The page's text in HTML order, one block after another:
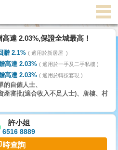
達 2.03%,保證全城最高！
贈 2.1% 適用於新居屋
高達 2.03% 適用於一手及二手私樓
高達 2.03% 適用於轉按套現
的自僱人士、
產審批(適合收入不足人士)、唐樓、村
許小姐
6516 8889
時查詢